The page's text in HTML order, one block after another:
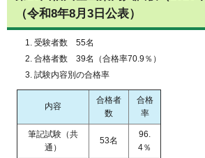
（令和8年8月3日公表）
受験者数 55名
合格者数 39名（合格率70.9％）
試験内容別の合格率
内容
合格者
数
合格
率
筆記試験（共
通）
53名
96.
4％